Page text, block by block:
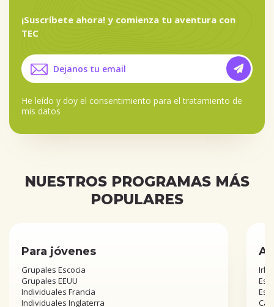
¡Suscríbete ahora! y comienza tu aventura con
TEC
He leído y doy el consentimiento para el tratamiento de
mis datos
NUESTROS PROGRAMAS MÁS
POPULARES
Para jóvenes
Grupales Escocia
Grupales EEUU
Individuales Francia
Individuales Inglaterra